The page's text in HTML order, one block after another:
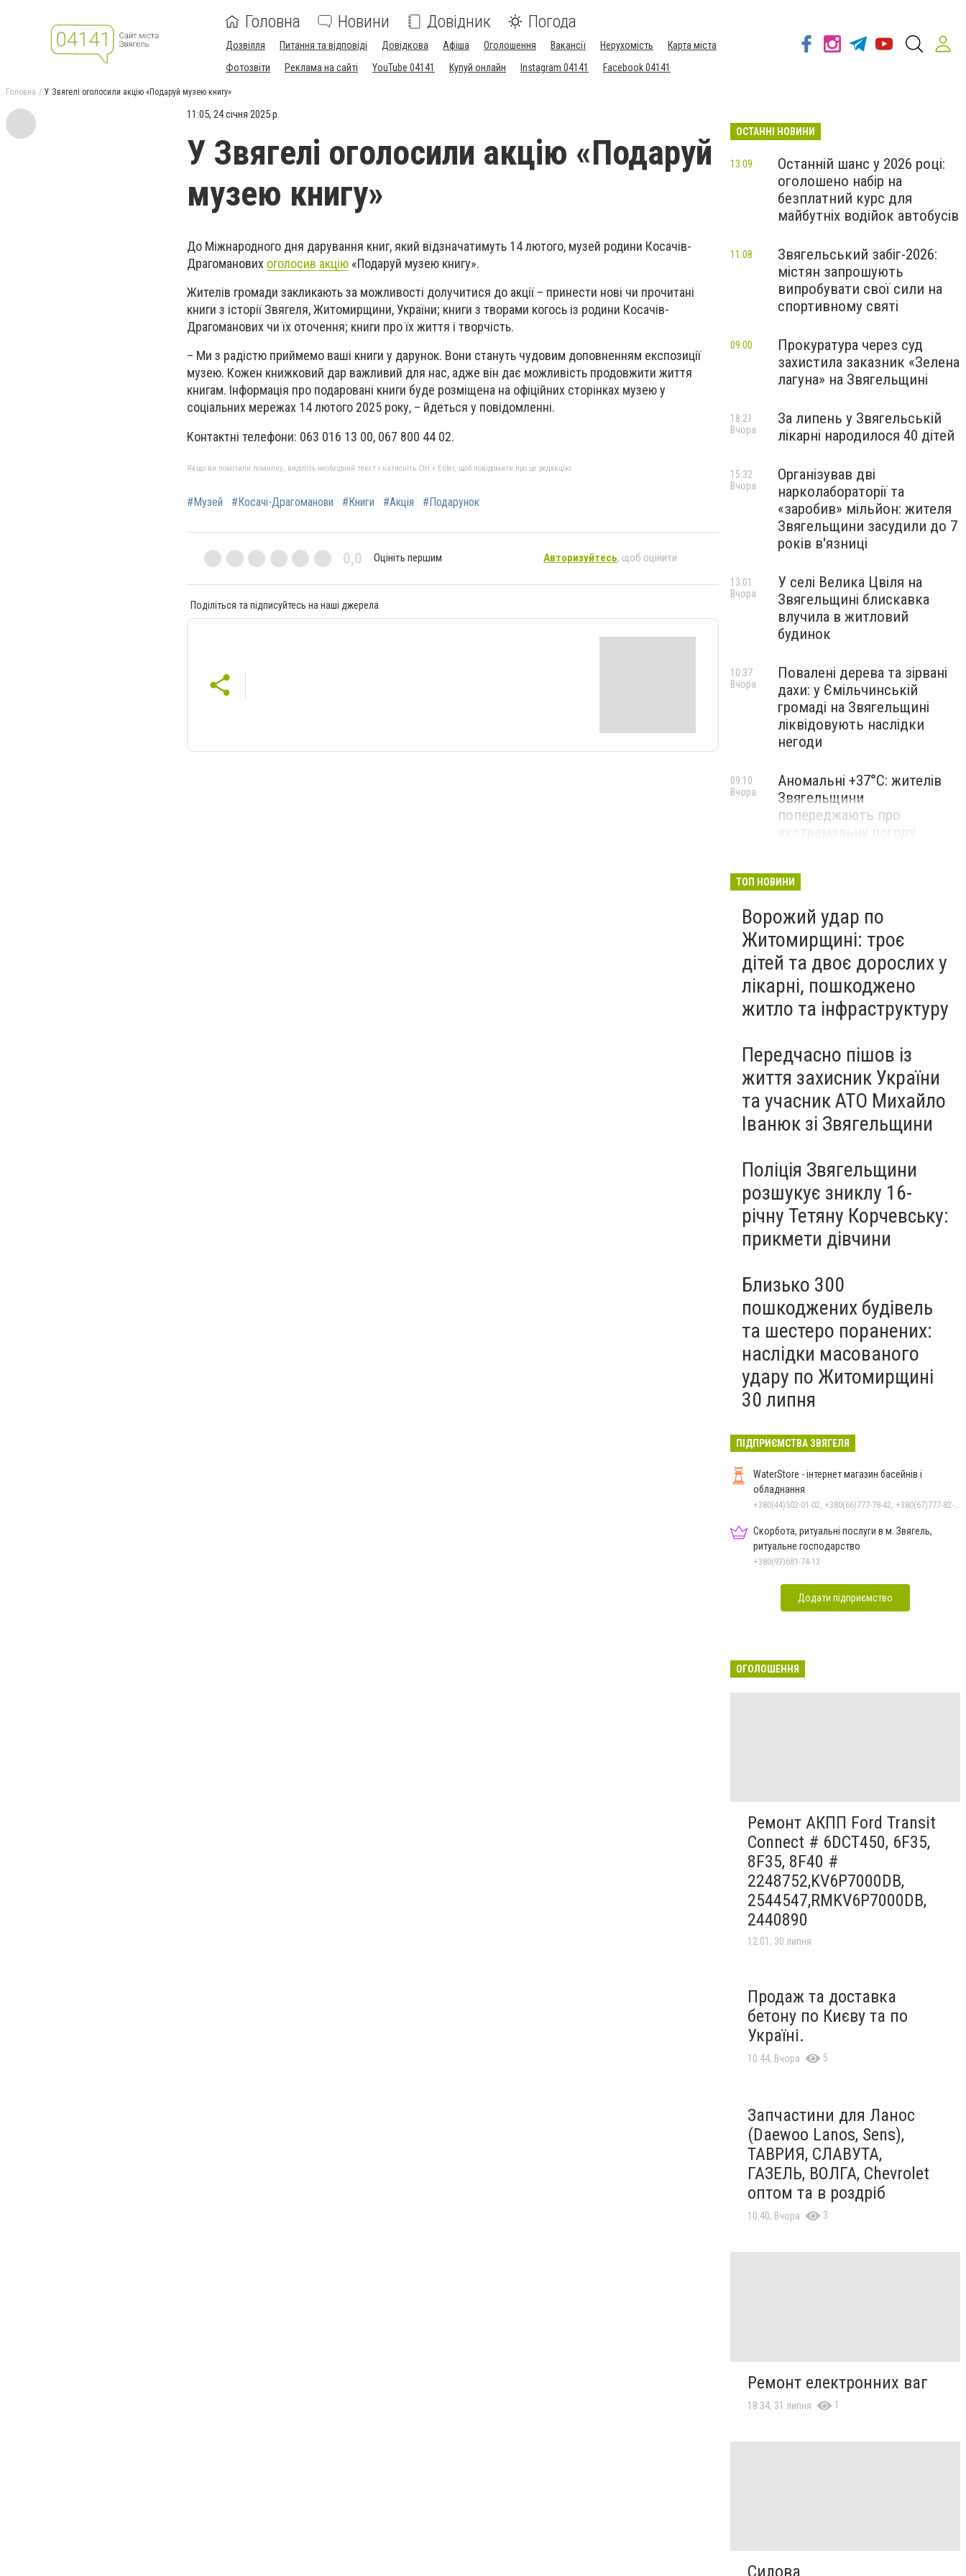
Головна Новини Довідник Погода
Дозвілля Питання та відповіді Довідкова Афіша Оголошення Вакансії Нерухомість
Карта міста
Фотозвіти
Реклама на сайті YouTube 04141 Купуй онлайн Instagram 04141 Facebook 04141
Головна У Звягелі оголосили акцію «Подаруй музею книгу»
11:05, 24 січня 2025 р.
У Звягелі оголосили акцію «Подаруй
музею книгу»
До Міжнародного дня дарування книг, який відзначатимуть 14 лютого, музей родини Косачів-
Драгоманових оголосив акцію «Подаруй музею книгу».
Жителів громади закликаютьза можливості долучитися до акції – принести нові чи прочитані
книги з історії Звягеля, Житомирщини, України; книги з творами когось із родини Косачів-
Драгоманових чи їх оточення; книги про їх життя і творчість.
– Ми з радістю приймемо ваші книги у дарунок. Вони стануть чудовим доповненням експозиції
музею. Кожен книжковий дар важливий для нас, адже він дає можливість продовжити життя
книгам. Інформація про подаровані книги буде розміщена на офіційних сторінках музею у
соціальних мережах 14 лютого 2025 року, – йдеться у повідомленні.
Контактні телефони: 063 016 13 00, 067 800 44 02.
Якщо ви помітили помилку, виділіть необхідний текст і натисніть Ctrl + Enter, щоб повідомити про це редакцію
#Музей #Косачі-Драгоманови #Книги #Акція #Подарунок
0,0 Оцініть першим Авторизуйтесь, щоб оцінити
Поділіться та підписуйтесь на наші джерела
ОСТАННІ НОВИНИ
Останній шанс у 2026 році:
оголошено набір на
безплатний курс для
майбутніх водійок автобусів
13:09
Звягельський забіг-2026:
містян запрошують
випробувати свої сили на
спортивному святі
11:08
Прокуратура через суд
захистила заказник «Зелена
лагуна» на Звягельщині
09:00
За липень у Звягельській
лікарні народилося 40 дітей
18:21
Вчора
Організував дві
нарколабораторії та
«заробив» мільйон: жителя
Звягельщини засудили до 7
років в'язниці
15:32
Вчора
У селі Велика Цвіля на
Звягельщині блискавка
влучила в житловий
будинок
13:01
Вчора
Повалені дерева та зірвані
дахи: у Ємільчинській
громаді на Звягельщині
ліквідовують наслідки
негоди
10:37
Вчора
Аномальні +37°C: жителів
Звягельщини
попереджають про
09:10
Вчора
ТОП НОВИНИ
Ворожий удар по
Житомирщині: троє
дітей та двоє дорослих у
лікарні, пошкоджено
житло та інфраструктуру
Передчасно пішов із
життя захисник України
та учасник АТО Михайло
Іванюк зі Звягельщини
Поліція Звягельщини
розшукує зниклу 16-
річну Тетяну Корчевську:
прикмети дівчини
Близько 300
пошкоджених будівель
та шестеро поранених:
наслідки масованого
удару по Житомирщині
30 липня
ПІДПРИЄМСТВА ЗВЯГЕЛЯ
WaterStore - інтернет магазин басейнів і
обладнання
+380(44)502-01-02, +380(66)777-78-42, +380(67)777-82-19, +380(67)890-80-80, +380(73)890-80-80, +380(44)502-01-03
Скорбота, ритуальні послуги в м. Звягель,
ритуальне господарство
+380(93)681-74-13
Додати підприємство
ОГОЛОШЕННЯ
Ремонт АКПП Ford Transit
Connect # 6DCT450, 6F35,
8F35, 8F40 #
2248752,KV6P7000DB,
2544547,RMKV6P7000DB,
2440890
12:01, 30 липня
Продаж та доставка
бетону по Києву та по
Україні.
10:44, Вчора 5
Запчастини для Ланос
(Daewoo Lanos, Sens),
ТАВРИЯ, СЛАВУТА,
ГАЗЕЛЬ, ВОЛГА, Chevrolet
оптом та в роздріб
10:40, Вчора 3
Ремонт електронних ваг
18:34, 31 липня 1
Силова